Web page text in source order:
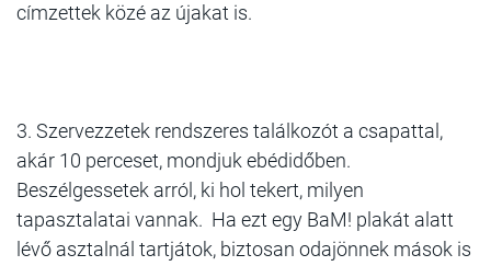
címzettek közé az újakat is.
3. Szervezzetek rendszeres találkozót a csapattal,
akár 10 perceset, mondjuk ebédidőben.
Beszélgessetek arról, ki hol tekert, milyen
tapasztalatai vannak. Ha ezt egy BaM! plakát alatt
lévő asztalnál tartjátok, biztosan odajönnek mások is